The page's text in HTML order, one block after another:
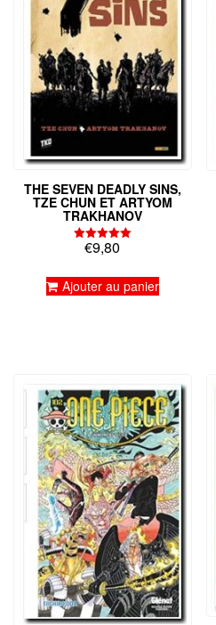
THE SEVEN DEADLY SINS,
TZE CHUN ET ARTYOM
TRAKHANOV
Note
5.00
€9,80
Ajouter au panier